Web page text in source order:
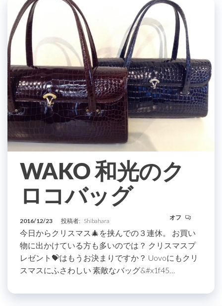
WAKO 和光のク
ロコバッグ
2016/12/23 投稿者: Shibahara オフ
今日からクリスマス🎄を挟んでの３連休。 お買い
物に出かけている方も多いのでは？ クリスマスプ
レゼント💝はもうお決まりですか？ Uovoにもクリ
スマスにふさわしい 素敵なバッグ&#x1f45…